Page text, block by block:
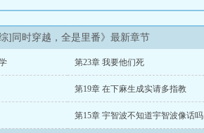
综]同时穿越，全是里番》最新章节
第23章 我要他们死
第19章 在下麻生成实请多指教
第15章 宇智波不知道宇智波像话吗